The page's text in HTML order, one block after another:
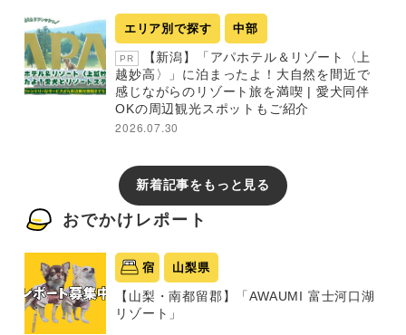
エリア別で探す 中部
PR
【新潟】「アパホテル＆リゾート〈上
越妙高〉」に泊まったよ！大自然を間近で
感じながらのリゾート旅を満喫 | 愛犬同伴
OKの周辺観光スポットもご紹介
2026.07.30
新着記事をもっと見る
おでかけレポート
宿 山梨県
【山梨・南都留郡】「AWAUMI 富士河口湖
リゾート」